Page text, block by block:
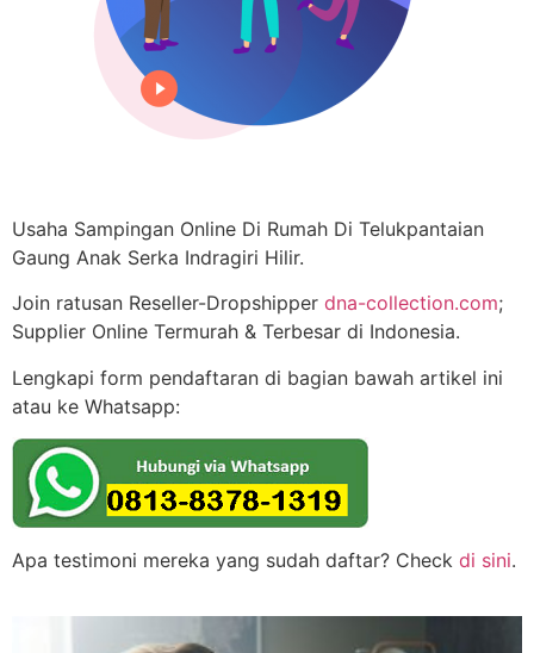
Usaha Sampingan Online Di Rumah Di Telukpantaian
Gaung Anak Serka Indragiri Hilir.
Join ratusan Reseller-Dropshipper dna-collection.com;
Supplier Online Termurah & Terbesar di Indonesia.
Lengkapi form pendaftaran di bagian bawah artikel ini
atau ke Whatsapp:
Apa testimoni mereka yang sudah daftar? Check di sini.